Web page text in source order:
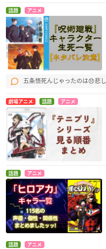
話題 アニメ
五条悟死んじゃったのは😞悲
劇場アニメ 話題 アニメ
話題 アニメ
話題 アニメ